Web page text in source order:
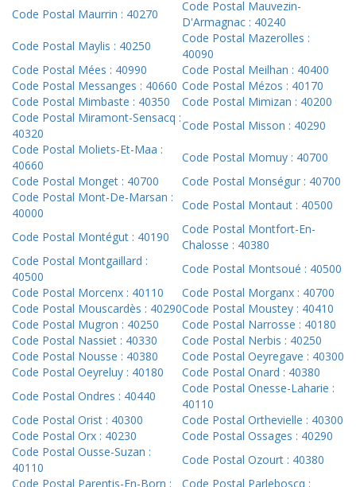
Code Postal Maurrin : 40270
Code Postal Mauvezin-
D'Armagnac : 40240
Code Postal Maylis : 40250
Code Postal Mazerolles :
40090
Code Postal Mées : 40990
Code Postal Meilhan : 40400
Code Postal Messanges : 40660 Code Postal Mézos : 40170
Code Postal Mimbaste : 40350
Code Postal Mimizan : 40200
Code Postal Miramont-Sensacq :
40320
Code Postal Misson : 40290
Code Postal Moliets-Et-Maa :
40660
Code Postal Momuy : 40700
Code Postal Monget : 40700
Code Postal Monségur : 40700
Code Postal Mont-De-Marsan :
40000
Code Postal Montaut : 40500
Code Postal Montégut : 40190
Code Postal Montfort-En-
Chalosse : 40380
Code Postal Montgaillard :
40500
Code Postal Montsoué : 40500
Code Postal Morcenx : 40110
Code Postal Morganx : 40700
Code Postal Mouscardès : 40290Code Postal Moustey : 40410
Code Postal Mugron : 40250
Code Postal Narrosse : 40180
Code Postal Nassiet : 40330
Code Postal Nerbis : 40250
Code Postal Nousse : 40380
Code Postal Oeyregave : 40300
Code Postal Oeyreluy : 40180
Code Postal Onard : 40380
Code Postal Ondres : 40440
Code Postal Onesse-Laharie :
40110
Code Postal Orist : 40300
Code Postal Orthevielle : 40300
Code Postal Orx : 40230
Code Postal Ossages : 40290
Code Postal Ousse-Suzan :
40110
Code Postal Ozourt : 40380
Code Postal Parentis-En-Born :
Code Postal Parleboscq :